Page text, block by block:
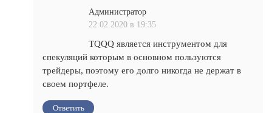
Администратор
22.02.2020 в 19:35
TQQQ является инструментом для
спекуляций которым в основном пользуются
трейдеры, поэтому его долго никогда не держат в
своем портфеле.
Ответить